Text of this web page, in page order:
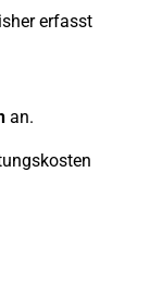
erfasst
an.